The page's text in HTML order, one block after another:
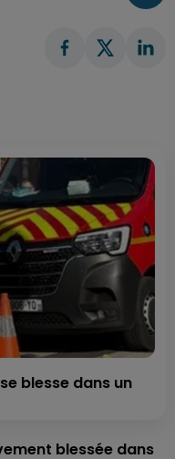
blesse dans un
blessée dans